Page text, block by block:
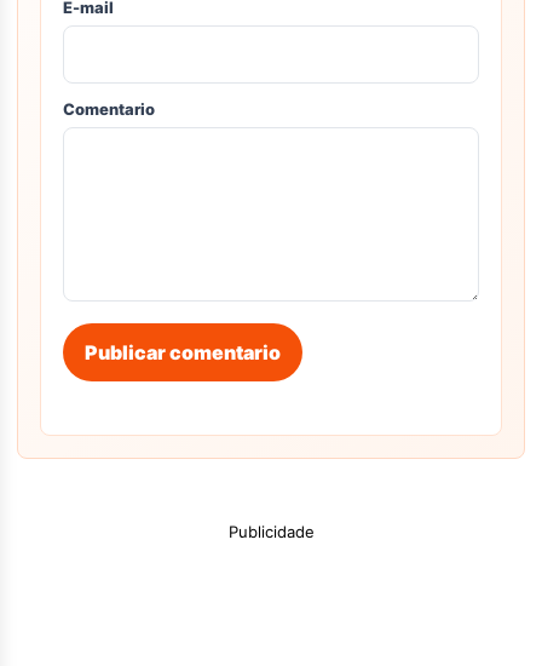
E-mail
Comentario
Publicar comentario
Publicidade